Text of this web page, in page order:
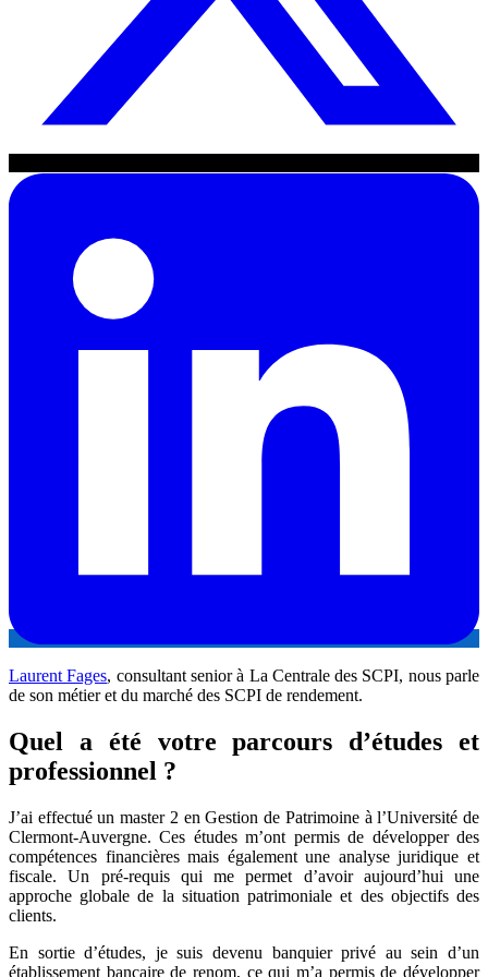
Laurent Fages, consultant senior à La Centrale des SCPI, nous parle
de son métier et du marché des SCPI de rendement.
Quel a été votre parcours d’études et
professionnel ?
J’ai effectué un master 2 en Gestion de Patrimoine à l’Université de
Clermont-Auvergne. Ces études m’ont permis de développer des
compétences financières mais également une analyse juridique et
fiscale. Un pré-requis qui me permet d’avoir aujourd’hui une
approche globale de la situation patrimoniale et des objectifs des
clients.
En sortie d’études, je suis devenu banquier privé au sein d’un
établissement bancaire de renom, ce qui m’a permis de développer